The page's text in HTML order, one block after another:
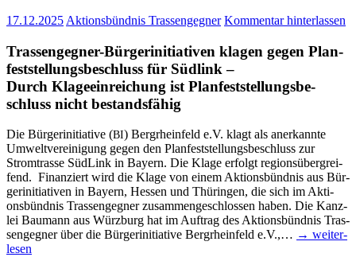
17.12.2025 Aktionsbündnis Trassengegner Kommentar hinterlassen
Tras­­sen­­ge­g­­ner-Bür­­ger­initia­­ti­­ven kla­gen gegen Plan­
fest­stel­lungs­be­schluss für Südlink –
Durch Kla­ge­ein­rei­chung ist Plan­fest­stel­lungs­be­
schluss nicht bestandsfähig
Die Bür­ger­initia­ti­ve (BI) Berg­rhein­feld e.V. klagt als aner­kann­te
Umwelt­ver­ei­ni­gung gegen den Plan­fest­stel­lungs­be­schluss zur
Strom­tras­se Süd­Link in Bay­ern. Die Kla­ge erfolgt regi­ons­über­grei­
fend. Finan­ziert wird die Kla­ge von einem Akti­ons­bünd­nis aus Bür­
ger­initia­ti­ven in Bay­ern, Hes­sen und Thü­rin­gen, die sich im Akti­
ons­bünd­nis Tras­sen­geg­ner zusam­men­ge­schlos­sen haben. Die Kanz­
lei Bau­mann aus Würz­burg hat im Auf­trag des Akti­ons­bünd­nis Tras­
sen­geg­ner über die Bür­ger­initia­ti­ve Berg­rhein­feld e.V.,… → wei­ter­
le­sen